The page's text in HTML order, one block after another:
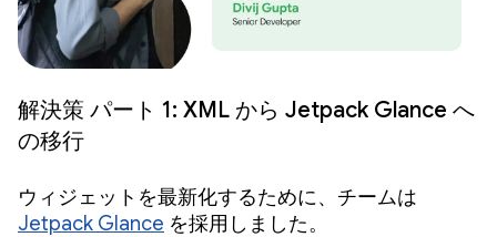
解決策 パート 1: XML から Jetpack Glance へ
の移行
ウィジェットを最新化するために、チームは
Jetpack Glance を採用しました。